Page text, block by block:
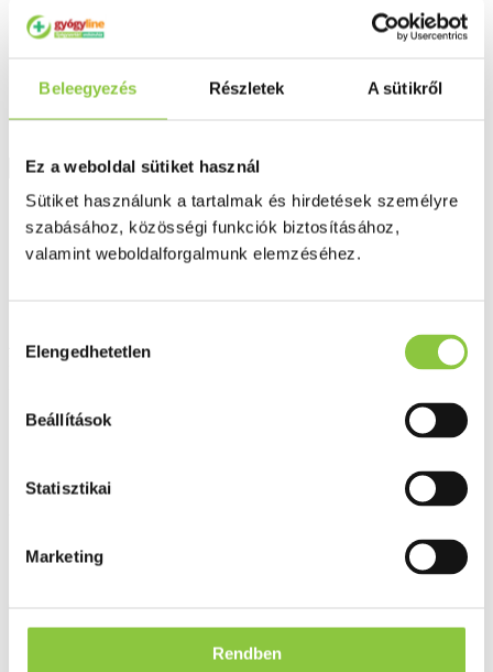
Beleegyezés Részletek A sütikről
Ez a weboldal sütiket használ
Sütiket használunk a tartalmak és hirdetések személyre
szabásához, közösségi funkciók biztosításához,
valamint weboldalforgalmunk elemzéséhez.
kiválasztása
Elengedhetetlen
Beállítások
Statisztikai
Marketing
Rendben
Teák
Könyvek
Ajánlataink
Főoldal
Egykomponensű készítmények
Arsenicum iodatum 4 g -
Csak személyesen átvehető termék